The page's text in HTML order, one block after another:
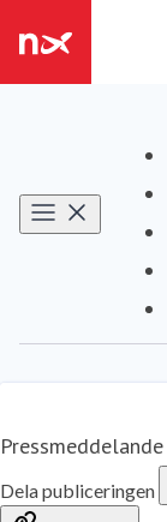
Pressmeddelande
Dela publiceringen